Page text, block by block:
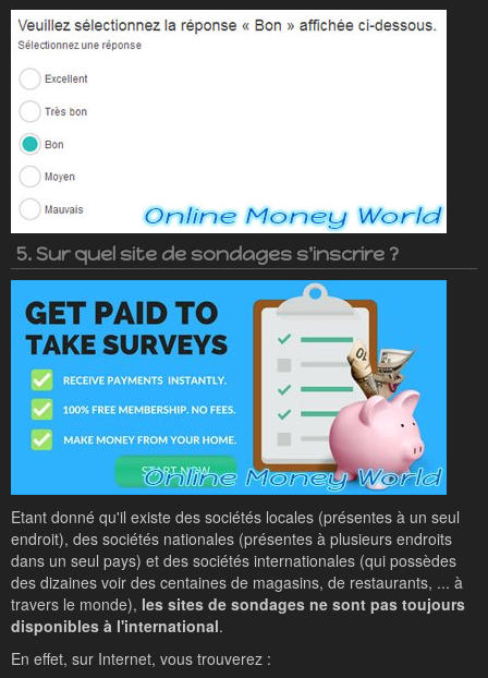
5. Sur quel site de sondages s'inscrire ?
Etant donné qu'il existe des sociétés locales (présentes à un seul
endroit), des sociétés nationales (présentes à plusieurs endroits
dans un seul pays) et des sociétés internationales (qui possèdes
des dizaines voir des centaines de magasins, de restaurants, ... à
travers le monde), les sites de sondages ne sont pas toujours
disponibles à l'international.
En effet, sur Internet, vous trouverez :